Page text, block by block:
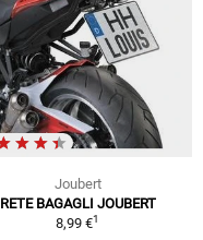
Joubert
RETE BAGAGLI JOUBERT
8,99 €1